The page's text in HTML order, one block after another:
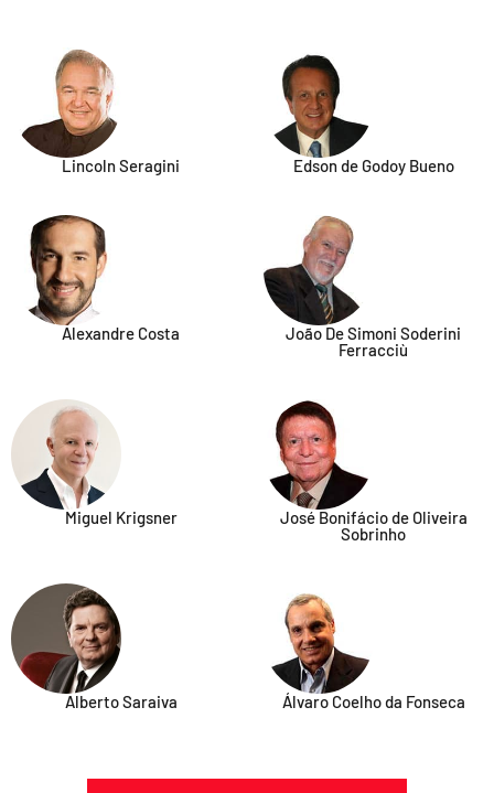
Lincoln Seragini Edson de Godoy Bueno
Alexandre Costa
João De Simoni Soderini
Ferracciù
Miguel Krigsner
José Bonifácio de Oliveira
Sobrinho
Alberto Saraiva Álvaro Coelho da Fonseca